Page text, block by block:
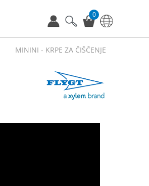
0
MININI - KRPE ZA ČIŠČENJE